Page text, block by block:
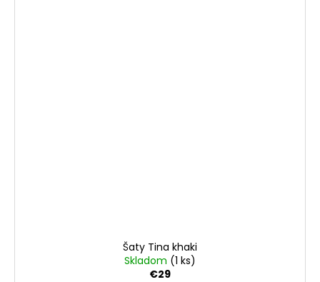
Šaty Tina khaki
Skladom (1 ks)
€29